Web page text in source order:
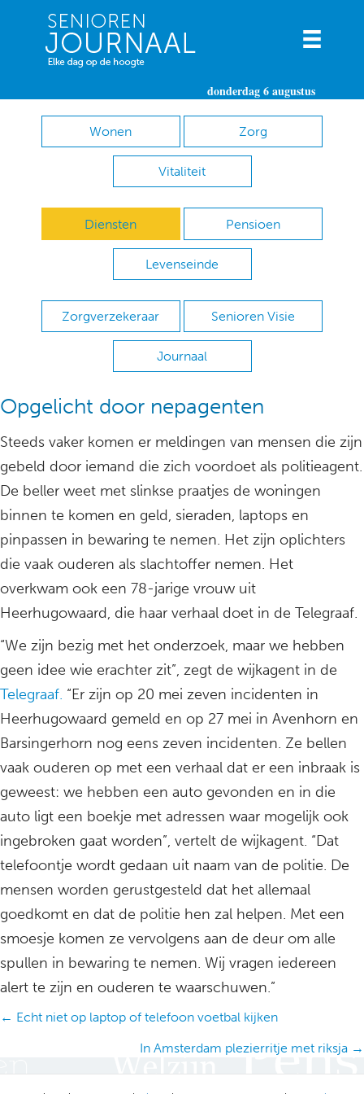
donderdag 6 augustus
Wonen Zorg
Vitaliteit
Diensten Pensioen
Levenseinde
Zorgverzekeraar Senioren Visie
Journaal
Opgelicht door nepagenten
Steeds vaker komen er meldingen van mensen die zijn
gebeld door iemand die zich voordoet als politieagent.
De beller weet met slinkse praatjes de woningen
binnen te komen en geld, sieraden, laptops en
pinpassen in bewaring te nemen. Het zijn oplichters
die vaak ouderen als slachtoffer nemen. Het
overkwam ook een 78-jarige vrouw uit
Heerhugowaard, die haar verhaal doet in de Telegraaf.
“We zijn bezig met het onderzoek, maar we hebben
geen idee wie erachter zit”, zegt de wijkagent in de
Telegraaf. “Er zijn op 20 mei zeven incidenten in
Heerhugowaard gemeld en op 27 mei in Avenhorn en
Barsingerhorn nog eens zeven incidenten. Ze bellen
vaak ouderen op met een verhaal dat er een inbraak is
geweest: we hebben een auto gevonden en in die
auto ligt een boekje met adressen waar mogelijk ook
ingebroken gaat worden”, vertelt de wijkagent. “Dat
telefoontje wordt gedaan uit naam van de politie. De
mensen worden gerustgesteld dat het allemaal
goedkomt en dat de politie hen zal helpen. Met een
smoesje komen ze vervolgens aan de deur om alle
spullen in bewaring te nemen. Wij vragen iedereen
alert te zijn en ouderen te waarschuwen.”
Posts
← Echt niet op laptop of telefoon voetbal kijken
In Amsterdam plezierritje met riksja →